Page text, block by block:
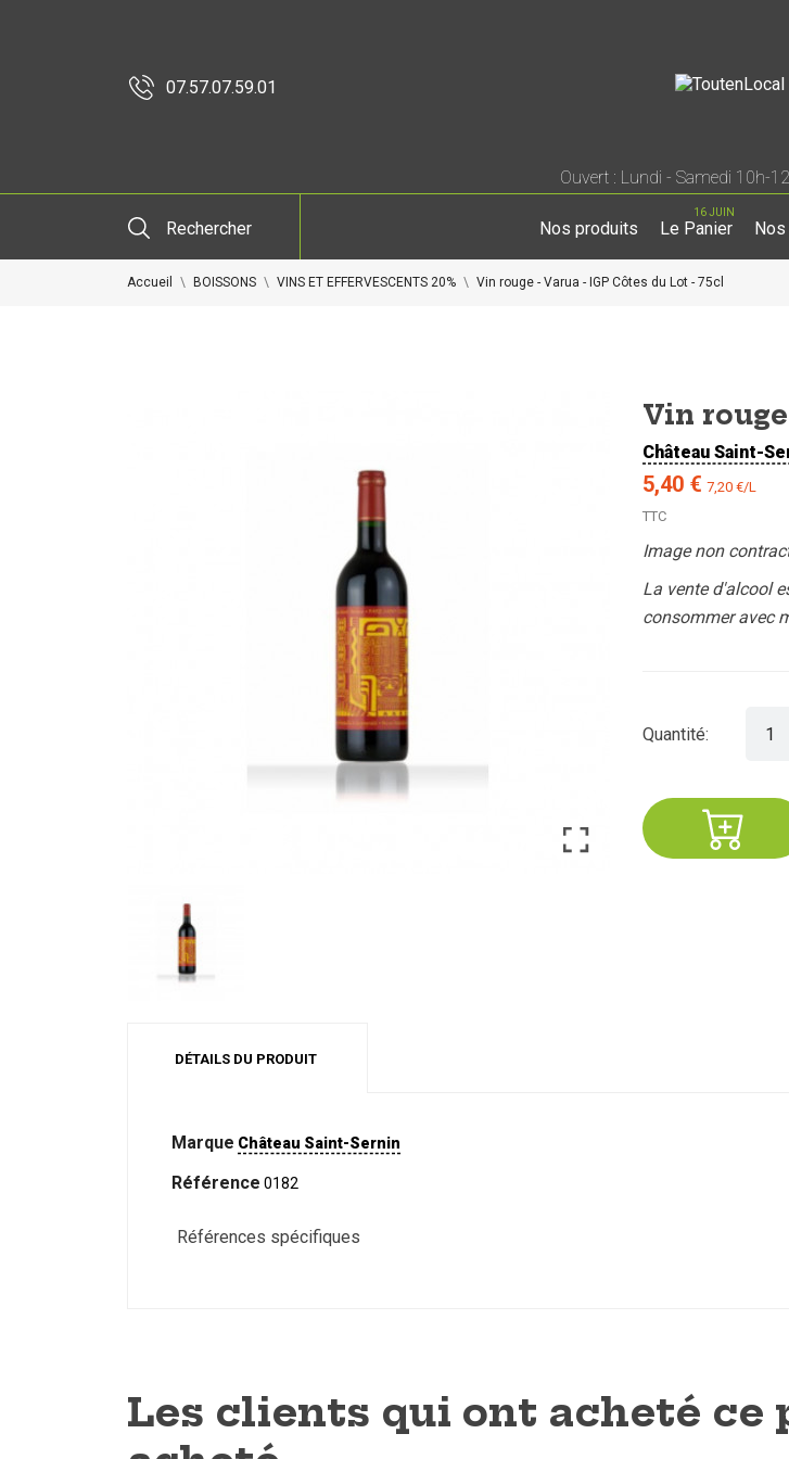
07.57.07.59.01
Ouvert : Lundi - Samedi 10h-
Rechercher Nos produits Le Panier
16 JUIN
Accueil BOISSONS VINS ET EFFERVESCENTS 20% Vin rouge - Varua - IGP Côtes du Lot - 75cl
Vin
Château Saint-
5,40 € 7,20 €/L
TTC
Image non
La vente d'alcool
consommer avec
Quantité:
DÉTAILS DU PRODUIT
Marque Château Saint-Sernin
Référence 0182
Références spécifiques
Les clients qui ont acheté ce